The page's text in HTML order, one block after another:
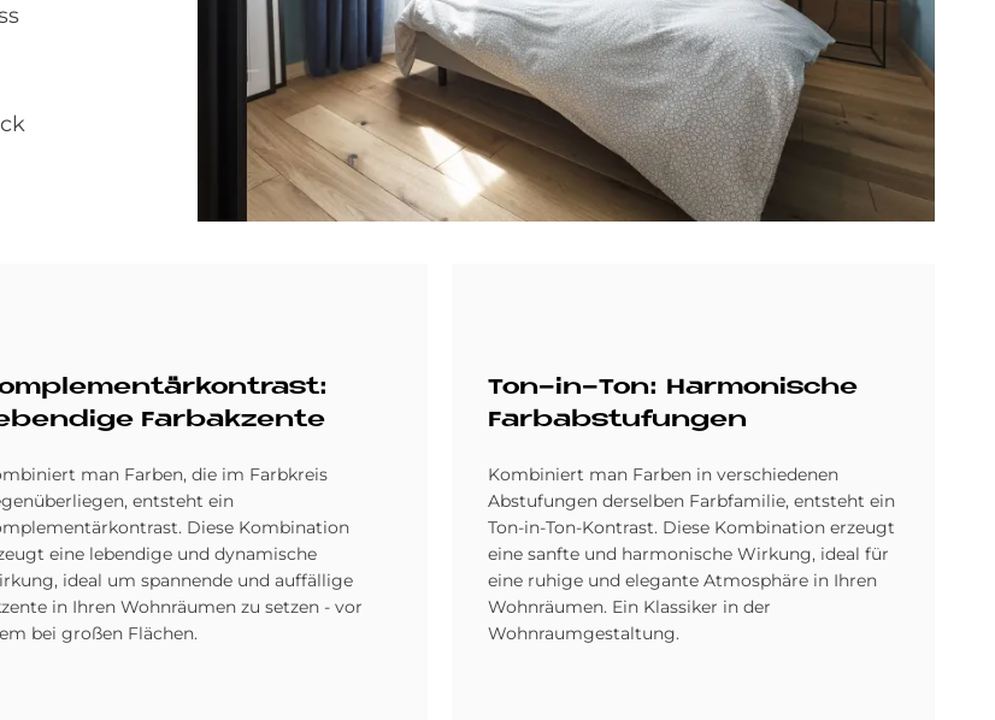
Farbakzente
man Farben, die im Farbkreis
entsteht ein
Diese Kombination
eine lebendige und dynamische
ideal um spannende und auffällige
in Ihren Wohnräumen zu setzen - vor
bei großen Flächen.
Ton-in-Ton: Harmonische
Farbabstufungen
Kombiniert man Farben in verschiedenen
Abstufungen derselben Farbfamilie, entsteht ein
Ton-in-Ton-Kontrast. Diese Kombination erzeugt
eine sanfte und harmonische Wirkung, ideal für
eine ruhige und elegante Atmosphäre in Ihren
Wohnräumen. Ein Klassiker in der
Wohnraumgestaltung.